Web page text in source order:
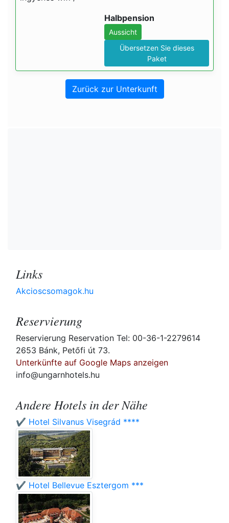
Halbpension
Aussicht
Übersetzen Sie dieses
Paket
Zurück zur Unterkunft
Links
Akcioscsomagok.hu
Reservierung
Reservierung Reservation Tel: 00-36-1-2279614
2653 Bánk, Petőfi út 73.
Unterkünfte auf Google Maps anzeigen
info@ungarnhotels.hu
Andere Hotels in der Nähe
✔️ Hotel Silvanus Visegrád ****
✔️ Hotel Bellevue Esztergom ***